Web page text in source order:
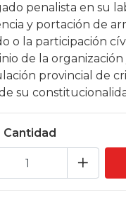
penalista en su
y portación de
o la participación
de la
provincial de
su
Cantidad
+